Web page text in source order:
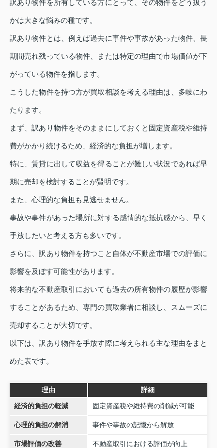
訳あり物件を所有している方にとって、その物件をどう扱う
かは大きな悩みの種です。
訳あり物件とは、例えば過去に事件や事故があった物件、長
期間売れ残っている物件、または特定の理由で市場価値が下
がっている物件を指します。
こうした物件を持つ方が買取相談を考える理由は、多岐にわ
たります。
まず、訳あり物件をそのままにしておくと固定資産税や維持
費がかかり続けるため、経済的な負担が増します。
特に、賃貸に出して収益を得ることが難しい状況であれば早
期に売却を検討することが賢明です。
また、心理的な負担も見逃せません。
事故や事件があった場所に対する感情的な抵抗感から、早く
手放したいと考える方も多いです。
さらに、訳あり物件を持つこと自体が不動産市場での評価に
影響を及ぼす可能性があります。
将来的な不動産取引においても過去の所有物件の履歴が影響
することがあるため、専門の買取業者に相談し、スムーズに
売却することが大切です。
以下は、訳あり物件を手放す際に考えられる主な理由をまと
めた表です。
理由 詳細
経済的負担の軽減 固定資産税や維持費の削減が可能
心理的負担の解消 事件や事故の記憶から解放
市場評価の改善 不動産取引における評価が向上